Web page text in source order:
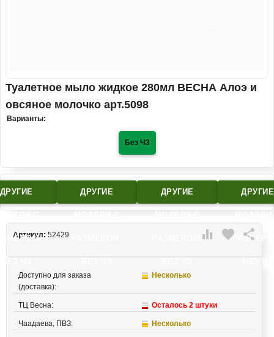
Туалетное мыло жидкое 280мл ВЕСНА Алоэ и
овсяное молочко арт.5098
Варианты:
Без ЧЗ
ДРУГИЕ ДРУГИЕ ДРУГИЕ
РАЗМЕРОМ:
ДРУГИЕ
 favorite 
Артикул: 52429
Доступно для заказа
(доставка):
Несколько
ТЦ Весна: Осталось 2 штуки
Чаадаева, ПВЗ: Несколько